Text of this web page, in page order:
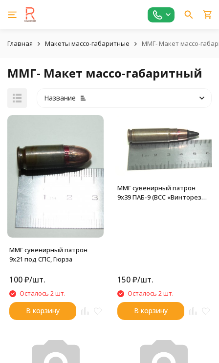
Главная Макеты массо-габаритные ММГ- Макет массо-
ММГ- Макет массо-габаритный
Название
ММГ сувенирный патрон
9x21 под СПС, Гюрза
100₽/шт.
Осталось 2 шт.
В корзину
ММГ сувенирный патрон
9x39 ПАБ-9 (ВСС «Винторез»
150₽/шт.
Осталось 2 шт.
В корзину